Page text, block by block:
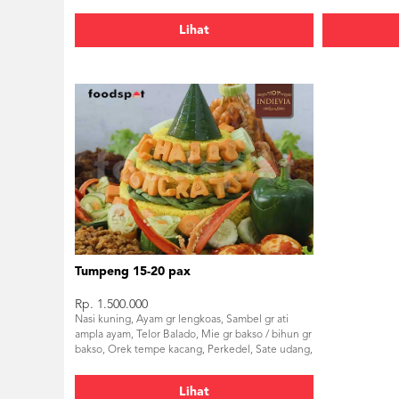
Lihat
Tumpeng 15-20 pax
Rp. 1.500.000
Nasi kuning, Ayam gr lengkoas, Sambel gr ati
ampla ayam, Telor Balado, Mie gr bakso / bihun gr
bakso, Orek tempe kacang, Perkedel, Sate udang,
Lihat